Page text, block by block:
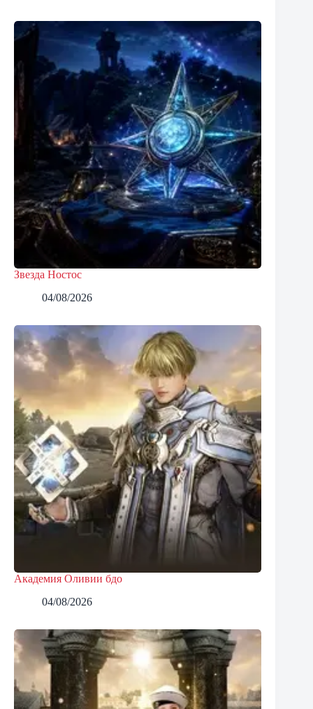
Звезда Ностос
04/08/2026
Академия Оливии бдо
04/08/2026